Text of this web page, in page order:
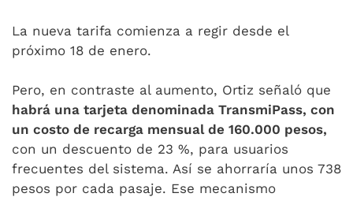
La nueva tarifa comienza a regir desde el
próximo 18 de enero.
Pero, en contraste al aumento, Ortiz señaló que
habrá una tarjeta denominada TransmiPass, con
un costo de recarga mensual de 160.000 pesos,
con un descuento de 23 %, para usuarios
frecuentes del sistema. Así se ahorraría unos 738
pesos por cada pasaje. Ese mecanismo